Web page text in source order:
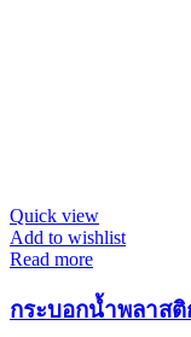
Quick view
Add to wishlist
Read more
กระบอกน้ำพลาสติ